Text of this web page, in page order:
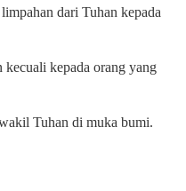
dari Tuhan kepada
kecuali kepada orang yang
Tuhan di muka bumi.